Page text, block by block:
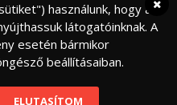
használunk, hogy a
látogatóinknak. A
esetén bármikor
beállításaiban.
ELUTASÍTOM